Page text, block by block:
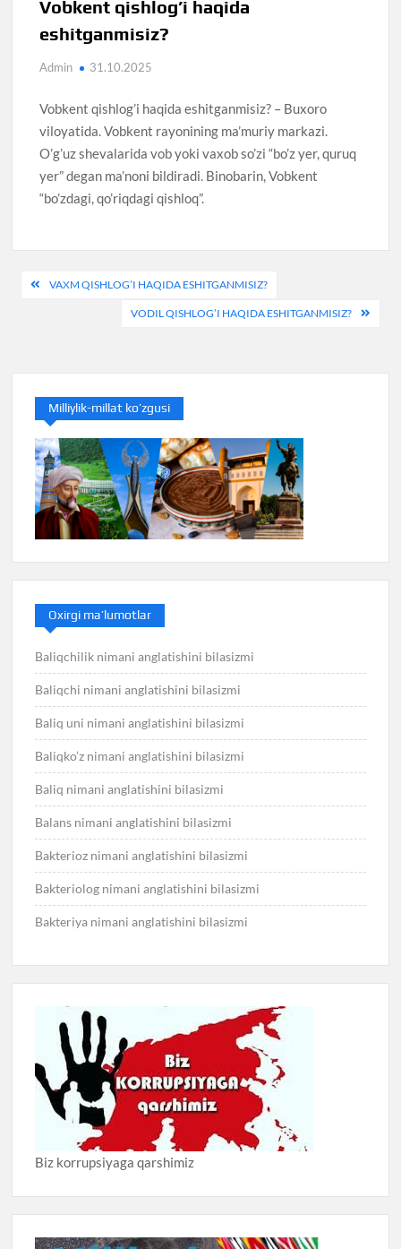
Vobkent qishlog’i haqida
eshitganmisiz?
Admin 31.10.2025
Vobkent qishlog’i haqida eshitganmisiz? – Buxoro
viloyatida. Vobkent rayonining ma’muriy markazi.
O’g’uz shevalarida vob yoki vaxob so’zi “bo’z yer, quruq
yer” degan ma’noni bildiradi. Binobarin, Vobkent
“bo’zdagi, qo’riqdagi qishloq”.
PostVAXM QISHLOG’I HAQIDA ESHITGANMISIZ?
VODIL QISHLOG’I HAQIDA ESHITGANMISIZ?
Milliylik-millat ko’zgusi
Oxirgi ma’lumotlar
Baliqchilik nimani anglatishini bilasizmi
Baliqchi nimani anglatishini bilasizmi
Baliq uni nimani anglatishini bilasizmi
Baliqko’z nimani anglatishini bilasizmi
Baliq nimani anglatishini bilasizmi
Balans nimani anglatishini bilasizmi
Bakterioz nimani anglatishini bilasizmi
Bakteriolog nimani anglatishini bilasizmi
Bakteriya nimani anglatishini bilasizmi
Biz korrupsiyaga qarshimiz